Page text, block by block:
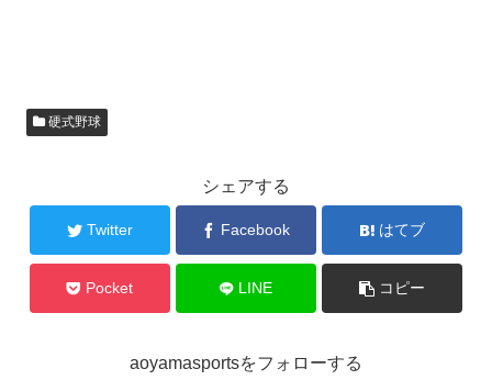
硬式野球
シェアする
Twitter Facebook はてブ
Pocket LINE コピー
aoyamasportsをフォローする